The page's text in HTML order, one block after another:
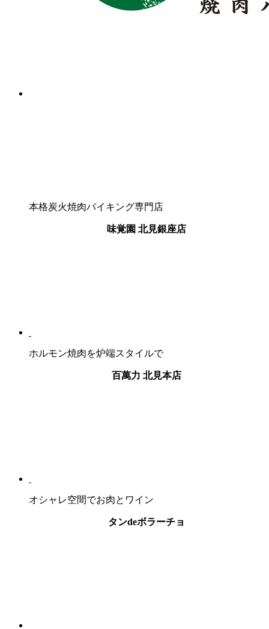
本格炭火焼肉バイキング専門店
味覚園 北見銀座店
ホルモン焼肉を炉端スタイルで
百萬力 北見本店
オシャレ空間でお肉とワイン
タンdeボラーチョ